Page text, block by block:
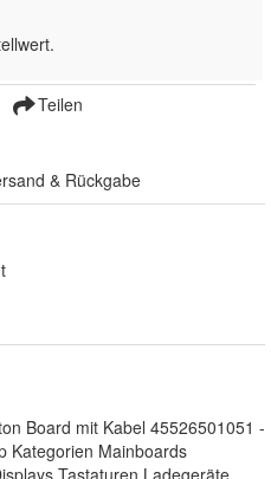
Teilen
& Rückgabe
Board mit Kabel 45526501051 -
Kategorien Mainboards
Tastaturen Ladegeräte